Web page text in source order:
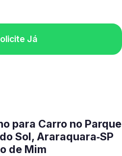
Já
para Carro no Parque
Sol, Araraquara‑SP
de Mim